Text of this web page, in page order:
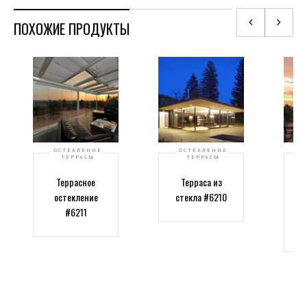
ПОХОЖИЕ ПРОДУКТЫ
ОСТЕКЛЕНИЕ
ТЕРРАСЫ
Террасное
остекление
#6211
ОСТЕКЛЕНИЕ
ТЕРРАСЫ
Терраса из
стекла #6210